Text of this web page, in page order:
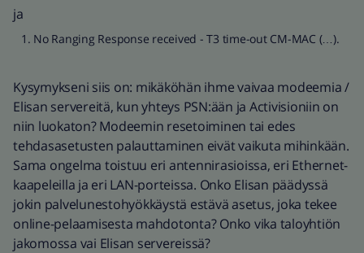
ja
No Ranging Response received - T3 time-out CM-MAC (…).
Kysymykseni siis on: mikäköhän ihme vaivaa modeemia /
Elisan servereitä, kun yhteys PSN:ään ja Activisioniin on
niin luokaton? Modeemin resetoiminen tai edes
tehdasasetusten palauttaminen eivät vaikuta mihinkään.
Sama ongelma toistuu eri antennirasioissa, eri Ethernet-
kaapeleilla ja eri LAN-porteissa. Onko Elisan päädyssä
jokin palvelunestohyökkäystä estävä asetus, joka tekee
online-pelaamisesta mahdotonta? Onko vika taloyhtiön
jakomossa vai Elisan servereissä?